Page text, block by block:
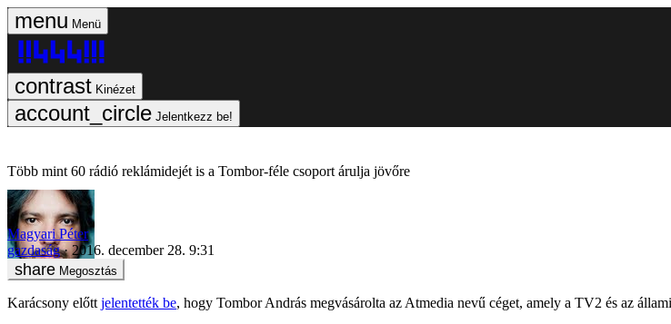
Menü
Kinézet
Jelentkezz be!
Több mint 60 rádió reklámidejét is a Tombor-féle csoport árulja jövőre
Magyari Péter
gazdaság
2016. december 28. 9:31
Megosztás
Karácsony előtt jelentették be, hogy Tombor András megvásárolta az Atmedia nevű céget, amely a TV2 és az